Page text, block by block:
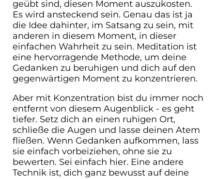
geübt sind, diesen Moment auszukosten.
Es wird ansteckend sein. Genau das ist ja
die Idee dahinter, im Satsang zu sein, mit
anderen in diesem Moment, in dieser
einfachen Wahrheit zu sein. Meditation ist
eine hervorragende Methode, um deine
Gedanken zu beruhigen und dich auf den
gegenwärtigen Moment zu konzentrieren.
Aber mit Konzentration bist du immer noch
entfernt von diesem Augenblick - es geht
tiefer. Setz dich an einen ruhigen Ort,
schließe die Augen und lasse deinen Atem
fließen. Wenn Gedanken aufkommen, lass
sie einfach vorbeiziehen, ohne sie zu
bewerten. Sei einfach hier. Eine andere
Technik ist, dich ganz bewusst auf deine